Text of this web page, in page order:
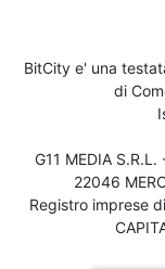
BitCity e' una
di
G11 MEDIA
22046
Registro imprese